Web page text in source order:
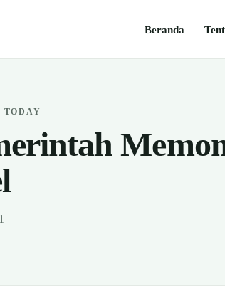
Beranda
TODAY